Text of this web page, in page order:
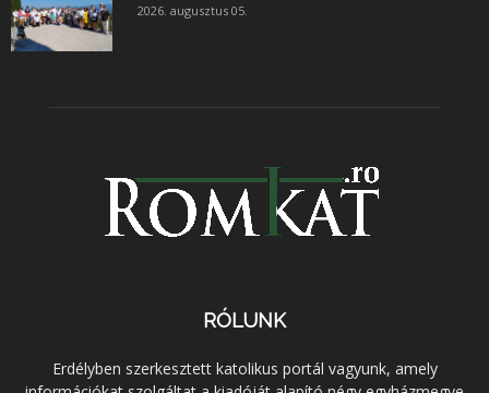
2026. augusztus 05.
RÓLUNK
Erdélyben szerkesztett katolikus portál vagyunk, amely